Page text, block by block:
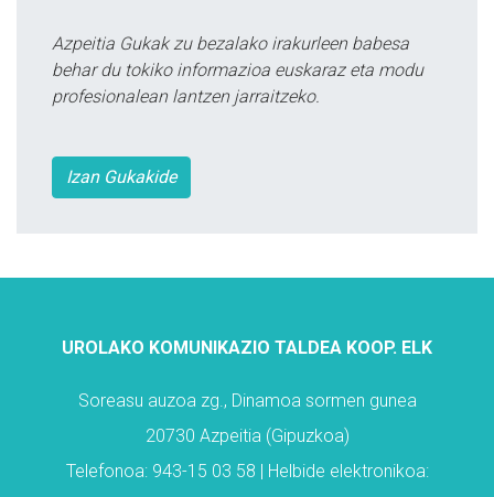
Azpeitia Gukak zu bezalako irakurleen babesa
behar du tokiko informazioa euskaraz eta modu
profesionalean lantzen jarraitzeko.
Izan Gukakide
UROLAKO KOMUNIKAZIO TALDEA KOOP. ELK
Soreasu auzoa zg., Dinamoa sormen gunea
20730 Azpeitia (Gipuzkoa)
Telefonoa: 943-15 03 58 | Helbide elektronikoa: